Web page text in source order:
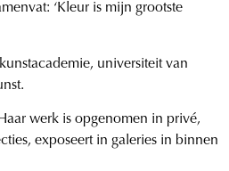
‘Kleur is mijn grootste
universiteit van
werk is opgenomen in privé,
exposeert in galeries in binnen